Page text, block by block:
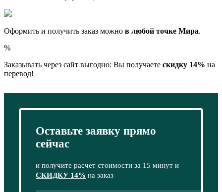
Оформить и получить заказ можно в любой точке Мира.
%
Заказывать через сайт выгодно: Вы получаете скидку 14% на
перевод!
Оставьте заявку прямо
сейчас
и получите расчет стоимости за 15 минут и
СКИДКУ 14% на заказ